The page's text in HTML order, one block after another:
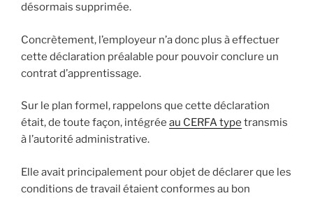
désormais supprimée.
Concrètement, l’employeur n’a donc plus à effectuer
cette déclaration préalable pour pouvoir conclure un
contrat d’apprentissage.
Sur le plan formel, rappelons que cette déclaration
était, de toute façon, intégrée au CERFA type transmis
à l’autorité administrative.
Elle avait principalement pour objet de déclarer que les
conditions de travail étaient conformes au bon